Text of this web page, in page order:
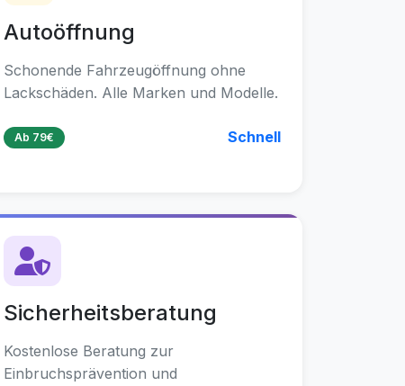
Autoöffnung
Schonende Fahrzeugöffnung ohne
Lackschäden. Alle Marken und Modelle.
Ab 79€ Schnell
Sicherheitsberatung
Kostenlose Beratung zur
Einbruchsprävention und